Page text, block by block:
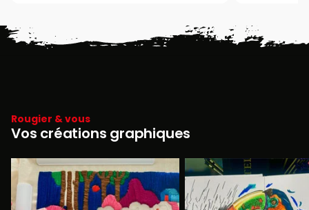
Rougier & vous
Vos créations graphiques